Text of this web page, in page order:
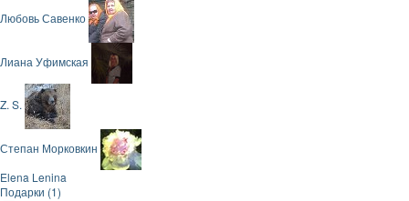
Любовь Савенко
Лиана Уфимская
Z. S.
Степан Морковкин
Elena Lenina
Подарки (1)